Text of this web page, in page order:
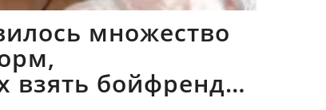
множество
бойфрендов